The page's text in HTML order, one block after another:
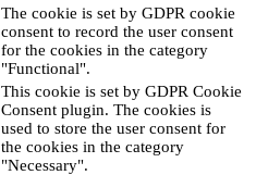
The cookie is set by GDPR cookie
consent to record the user consent
for the cookies in the category
"Functional".
This cookie is set by GDPR Cookie
Consent plugin. The cookies is
used to store the user consent for
the cookies in the category
"Necessary".